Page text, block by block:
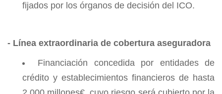
fijados por los órganos de decisión del ICO.
- Línea extraordinaria de cobertura aseguradora
Financiación concedida por entidades de
crédito y establecimientos financieros de hasta